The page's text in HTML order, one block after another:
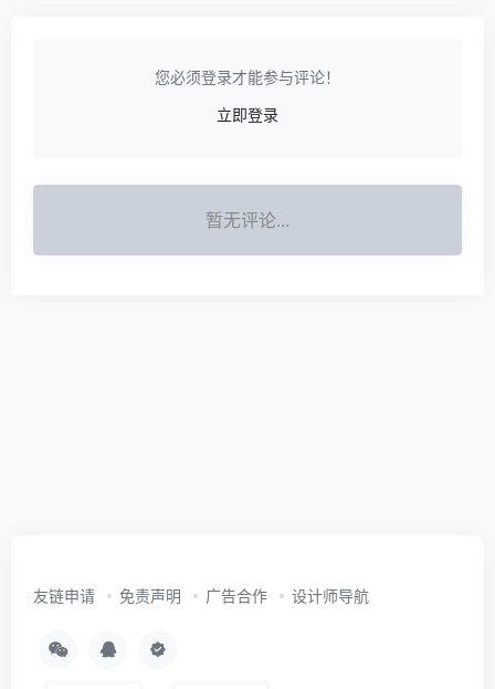
您必须登录才能参与评论！
立即登录
暂无评论...
友链申请 免责声明 广告合作 设计师导航